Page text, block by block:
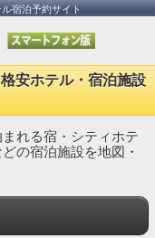
宿泊予約サイト
安ホテル・宿泊施設
れる宿・シティホテ
の宿泊施設を地図・